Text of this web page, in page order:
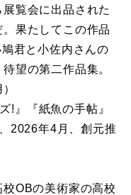
覧会に出品された
果たしてこの作品
君と小佐内さんの
望の第二作品集。
!』『紙魚の手帖』
2026年4月、創元推
OBの美術家の高校